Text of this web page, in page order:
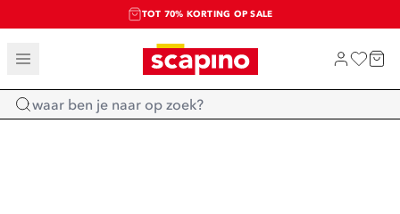
TOT 70% KORTING OP SALE
SALE: LAATSTE KANS!
SHOP NIEUW
Home